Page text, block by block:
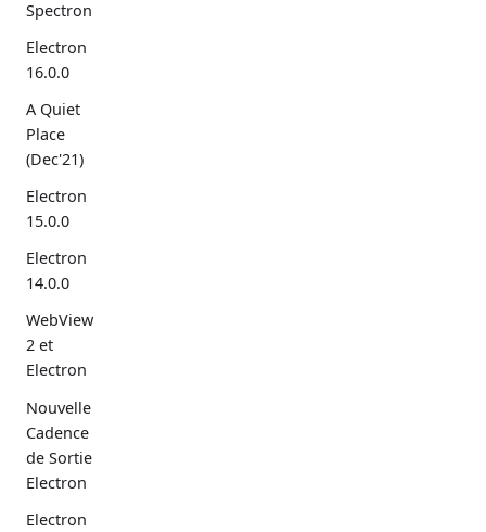
Spectron
Electron
16.0.0
A Quiet
Place
(Dec'21)
Electron
15.0.0
Electron
14.0.0
WebView
2 et
Electron
Nouvelle
Cadence
de Sortie
Electron
Electron